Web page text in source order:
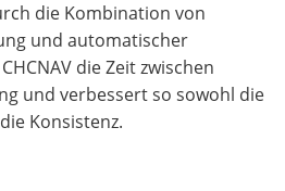
die Kombination von
und automatischer
die Zeit zwischen
und verbessert so sowohl die
Konsistenz.